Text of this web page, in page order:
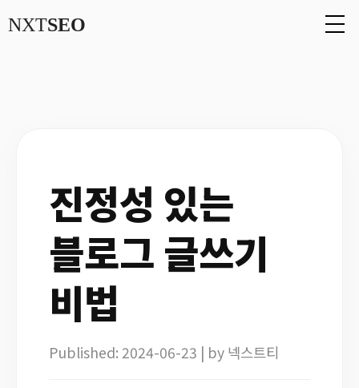
NXTSEO
진정성 있는
블로그 글쓰기
비법
Published: 2024-06-23 | by 넥스트티